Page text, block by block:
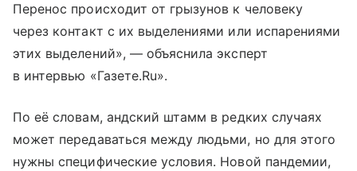
Перенос происходит от грызунов к человеку
через контакт с их выделениями или испарениями
этих выделений», — объяснила эксперт
в интервью «Газете.Ru».
По её словам, андский штамм в редких случаях
может передаваться между людьми, но для этого
нужны специфические условия. Новой пандемии,